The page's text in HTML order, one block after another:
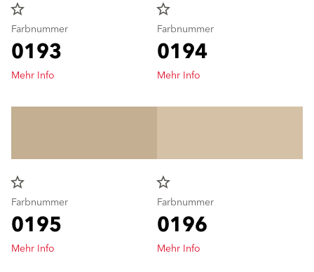
star_border
Farbnummer
0193
Mehr Info
star_border
Farbnummer
0194
Mehr Info
star_border
Farbnummer
0195
Mehr Info
star_border
Farbnummer
0196
Mehr Info